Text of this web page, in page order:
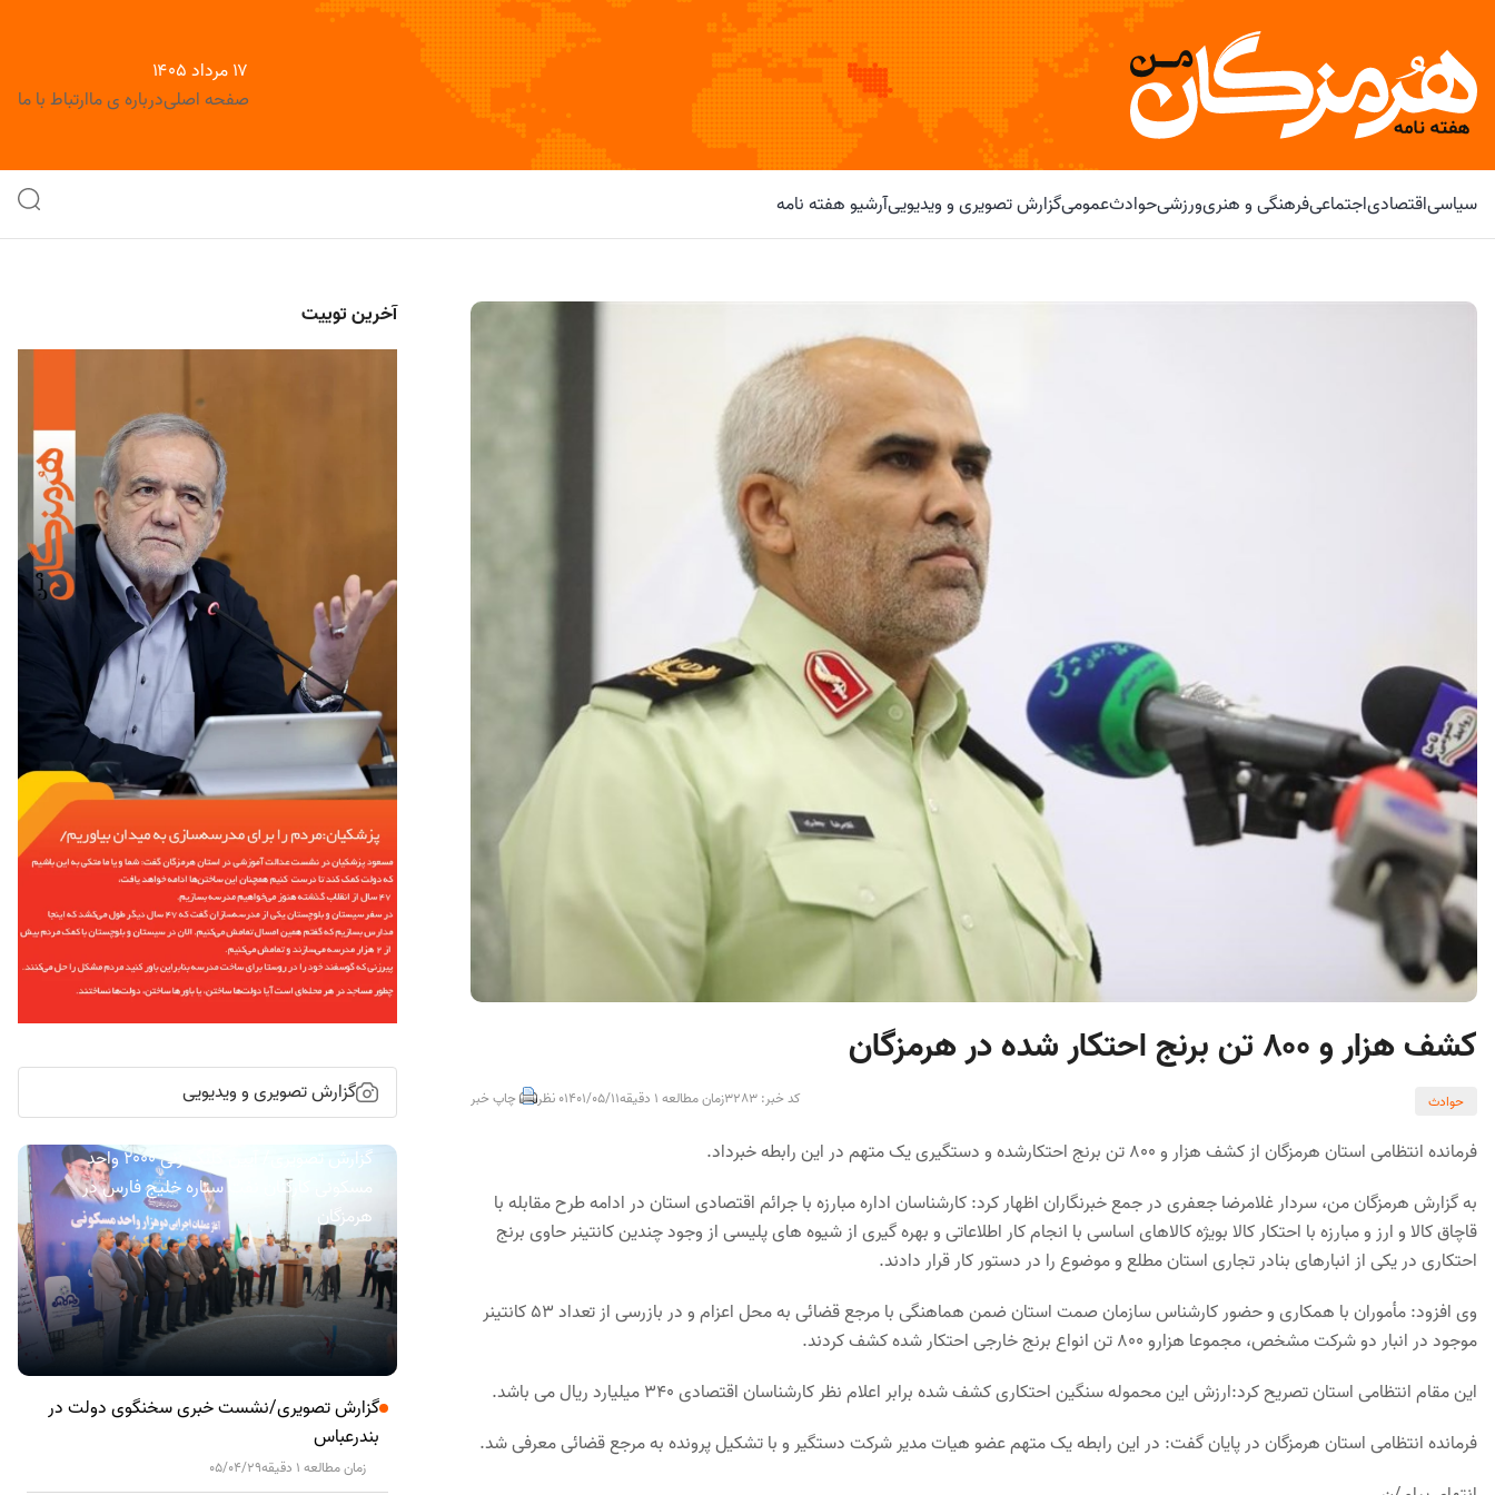
۱۷ مرداد ۱۴۰۵
صفحه اصلیدرباره ی ماارتباط با ما
سیاسیاقتصادیاجتماعیفرهنگی و هنریورزشیحوادثعمومیگزارش تصویری و ویدیوییآرشیو هفته نامه
کشف هزار و ۸۰۰ تن برنج احتکار شده در هرمزگان
حوادث کد خبر: 3283 زمان مطالعه 1 دقیقه 1401/05/110 نظر چاپ خبر
فرمانده انتظامی استان هرمزگان از کشف هزار و ۸۰۰ تن برنج احتکارشده و دستگیری یک متهم در این رابطه خبرداد.
به گزارش هرمزگان من، سردار غلامرضا جعفری در جمع خبرنگاران اظهار کرد: کارشناسان اداره مبارزه با جرائم اقتصادی استان در ادامه طرح مقابله با
قاچاق کالا و ارز و مبارزه با احتکار کالا بویژه کالاهای اساسی با انجام کار اطلاعاتی و بهره گیری از شیوه های پلیسی از وجود چندین کانتینر حاوی برنج
احتکاری در یکی از انبارهای بنادر تجاری استان مطلع و موضوع را در دستور کار قرار دادند.
وی افزود: مأموران با همکاری و حضور کارشناس سازمان صمت استان ضمن هماهنگی با مرجع قضائی به محل اعزام و در بازرسی از تعداد 53 کانتینر
موجود در انبار دو شرکت مشخص، مجموعا هزارو 800 تن انواع برنج خارجی احتکار شده کشف کردند.
این مقام انتظامی استان تصریح کرد:ارزش این محموله سنگین احتکاری کشف شده برابر اعلام نظر کارشناسان اقتصادی 340 میلیارد ریال می باشد.
فرمانده انتظامی استان هرمزگان در پایان گفت: در این رابطه یک متهم عضو هیات مدیر شرکت دستگیر و با تشکیل پرونده به مرجع قضائی معرفی شد.
آخرین توییت
گزارش تصویری و ویدیویی
گزارش تصویری/ آیین کلنگ زنی ۲۰۰۰ واحد
مسکونی کارکنان نفت ستاره خلیج فارس در
هرمزگان
گزارش تصویری/نشست خبری سخنگوی دولت در
بندرعباس
زمان مطالعه 1 دقیقه 05/04/29